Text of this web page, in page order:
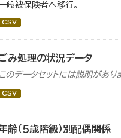
般被保険者へ移行。
CSV
み処理の状況データ
のデータセットには説明があり
CSV
齢（５歳階級）別配偶関係